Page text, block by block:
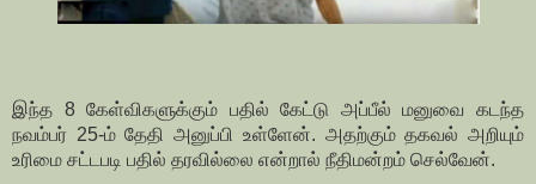
இந்த 8 கேள்விகளுக்கும் பதில் கேட்டு அப்பீல் மனுவை கடந்த
நவம்பர் 25-ம் தேதி அனுப்பி உள்ளேன். அதற்கும் தகவல் அறியும்
உரிமை சட்டபடி பதில் தரவில்லை என்றால் நீதிமன்றம் செல்வேன்.